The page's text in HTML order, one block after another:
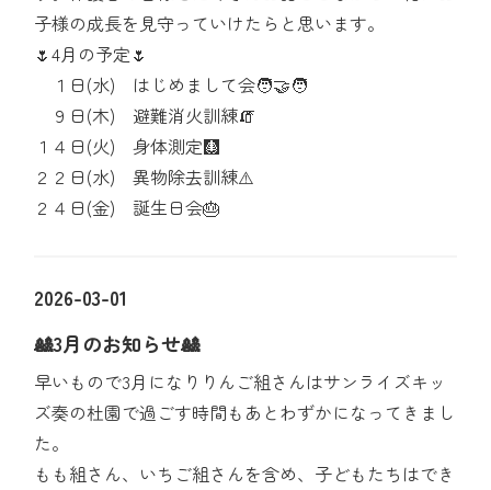
子様の成長を見守っていけたらと思います。
🌷4月の予定🌷
１日(水) はじめまして会🧑‍🤝‍🧑
９日(木) 避難消火訓練🧯
１４日(火) 身体測定🩻
２２日(水) 異物除去訓練⚠️
２４日(金) 誕生日会🎂
2026-03-01
🎎3月のお知らせ🎎
早いもので3月になりりんご組さんはサンライズキッ
ズ奏の杜園で過ごす時間もあとわずかになってきまし
た。
もも組さん、いちご組さんを含め、子どもたちはでき